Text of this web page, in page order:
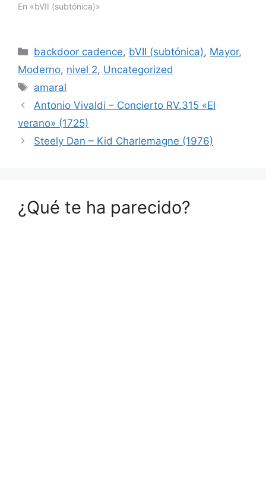
En «bVII (subtónica)»
Categorías
backdoor cadence, bVII (subtónica), Mayor,
Moderno, nivel 2, Uncategorized
Etiquetas
amaral
Antonio Vivaldi – Concierto RV.315 «El
verano» (1725)
Steely Dan – Kid Charlemagne (1976)
¿Qué te ha parecido?